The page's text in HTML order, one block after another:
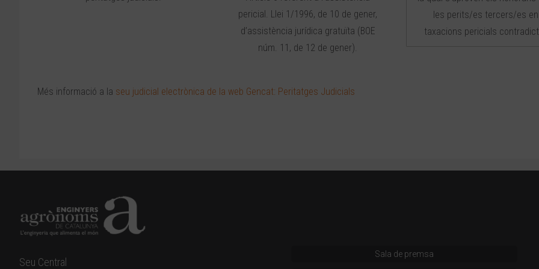
pericial. Llei 1/1996, de 10 de gener,
d’assistència jurídica gratuïta (BOE
núm. 11, de 12 de gener).
les perits/es tercers/es
taxacions pericials
Més informació a la seu judicial electrònica de la web Gencat: Peritatges Judicials
Seu Central
Sala de premsa